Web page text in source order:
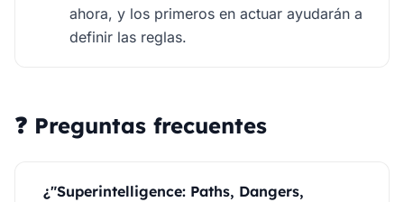
ahora, y los primeros en actuar ayudarán a
definir las reglas.
❓ Preguntas frecuentes
¿"Superintelligence: Paths, Dangers,